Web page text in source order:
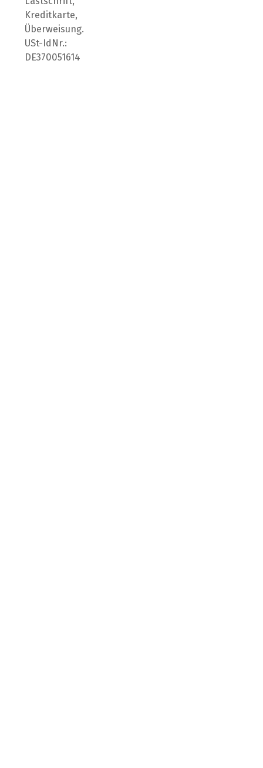
Kreditkarte,
Überweisung.
USt-IdNr.:
DE370051614